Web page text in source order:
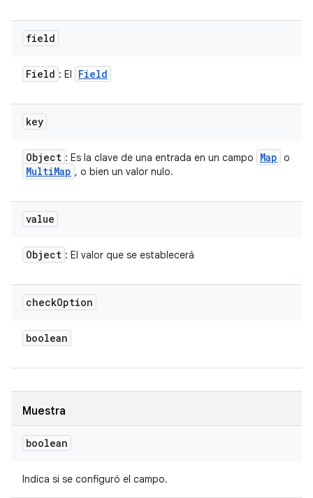
field
Field : El Field
key
Object : Es la clave de una entrada en un campo Map o
MultiMap , o bien un valor nulo.
value
Object : El valor que se establecerá
checkOption
boolean
Muestra
boolean
Indica si se configuró el campo.